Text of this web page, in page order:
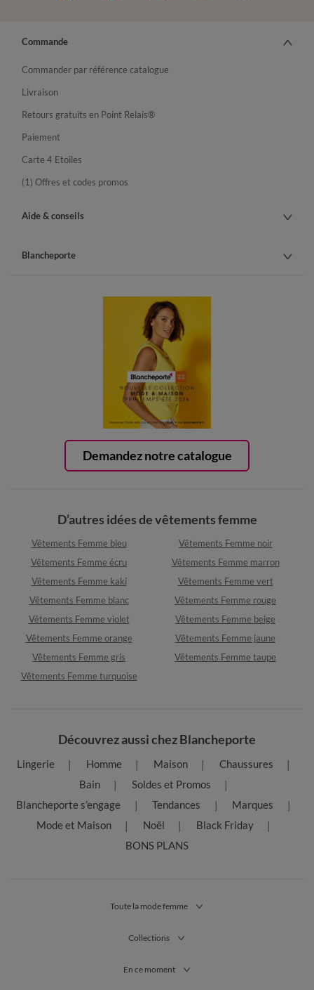
Demandez notre catalogue
Commande
Commander par référence catalogue
Livraison
Retours gratuits en Point Relais®
Paiement
Carte 4 Etoiles
(1) Offres et codes promos
Aide & conseils
Blancheporte
D’autres idées de vêtements femme
Vêtements Femme bleu
Vêtements Femme noir
Vêtements Femme écru
Vêtements Femme marron
Vêtements Femme kaki
Vêtements Femme vert
Vêtements Femme blanc
Vêtements Femme rouge
Vêtements Femme violet
Vêtements Femme beige
Vêtements Femme orange
Vêtements Femme jaune
Vêtements Femme gris
Vêtements Femme taupe
Vêtements Femme turquoise
Découvrez aussi chez Blancheporte
Lingerie Homme Maison
Chaussures
Bain
Soldes et Promos
Blancheporte s’engage
Tendances
Marques
Mode et Maison
Noël
Black Friday
BONS PLANS
Toute la mode femme
Collections
En ce moment